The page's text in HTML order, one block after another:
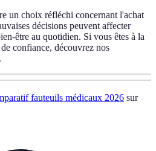
un choix réfléchi concernant l'achat
décisions peuvent affecter
être au quotidien. Si vous êtes à la
confiance, découvrez nos
fauteuils médicaux 2026 sur